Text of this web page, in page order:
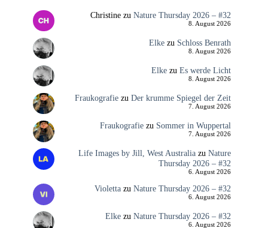
Christinezu Nature Thursday 2026 – #32
8. August 2026
Elkezu Schloss Benrath
8. August 2026
Elkezu Es werde Licht
8. August 2026
Fraukografiezu Der krumme Spiegel der Zeit
7. August 2026
Fraukografiezu Sommer in Wuppertal
7. August 2026
Life Images by Jill, West Australiazu Nature
Thursday 2026 – #32
6. August 2026
Violettazu Nature Thursday 2026 – #32
6. August 2026
Elkezu Nature Thursday 2026 – #32
6. August 2026